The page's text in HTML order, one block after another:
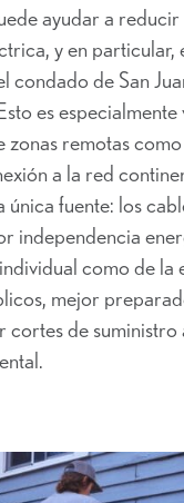
ayudar a
y en particular,
condado de San
es
zonas remotas como
a la red
única fuente: los
independencia
como de la
mejor
cortes de suministro